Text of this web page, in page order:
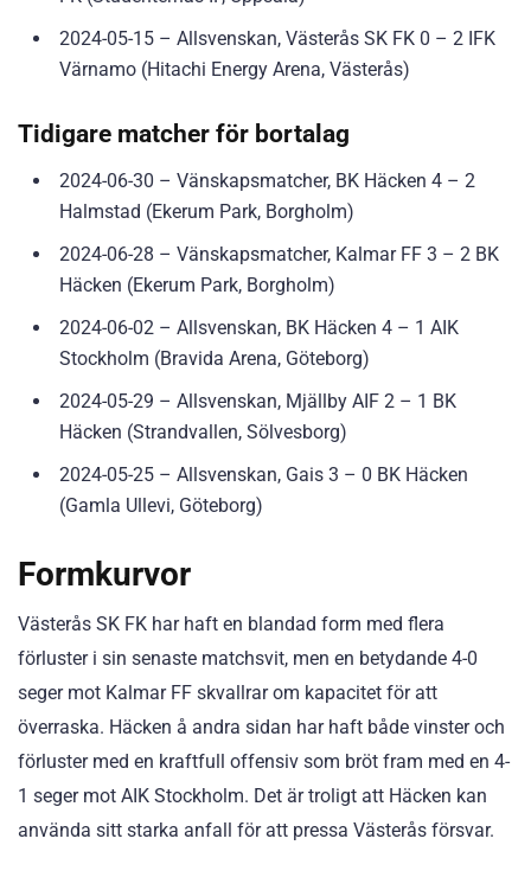
2024-05-15 – Allsvenskan, Västerås SK FK 0 – 2 IFK
Värnamo (Hitachi Energy Arena, Västerås)
Tidigare matcher för bortalag
2024-06-30 – Vänskapsmatcher, BK Häcken 4 – 2
Halmstad (Ekerum Park, Borgholm)
2024-06-28 – Vänskapsmatcher, Kalmar FF 3 – 2 BK
Häcken (Ekerum Park, Borgholm)
2024-06-02 – Allsvenskan, BK Häcken 4 – 1 AIK
Stockholm (Bravida Arena, Göteborg)
2024-05-29 – Allsvenskan, Mjällby AIF 2 – 1 BK
Häcken (Strandvallen, Sölvesborg)
2024-05-25 – Allsvenskan, Gais 3 – 0 BK Häcken
(Gamla Ullevi, Göteborg)
Formkurvor
Västerås SK FK har haft en blandad form med flera
förluster i sin senaste matchsvit, men en betydande 4-0
seger mot Kalmar FF skvallrar om kapacitet för att
överraska. Häcken å andra sidan har haft både vinster och
förluster med en kraftfull offensiv som bröt fram med en 4-
1 seger mot AIK Stockholm. Det är troligt att Häcken kan
använda sitt starka anfall för att pressa Västerås försvar.